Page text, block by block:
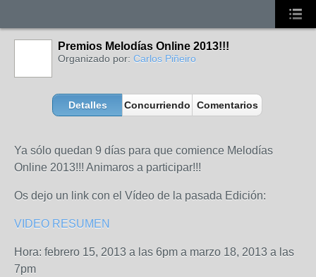
Premios Melodías Online 2013!!!
Organizado por: Carlos Piñeiro
Detalles Concurriendo Comentarios
Ya sólo quedan 9 días para que comience Melodías
Online 2013!!! Animaros a participar!!!
Os dejo un link con el Vídeo de la pasada Edición:
VIDEO RESUMEN
Hora: febrero 15, 2013 a las 6pm a marzo 18, 2013 a las
7pm